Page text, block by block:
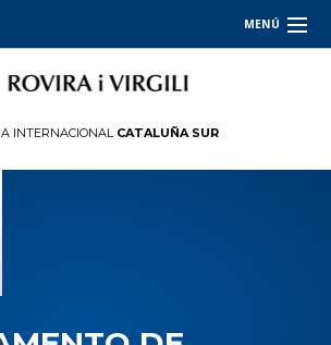
MENÚ
INTERNACIONAL CATALUÑA SUR